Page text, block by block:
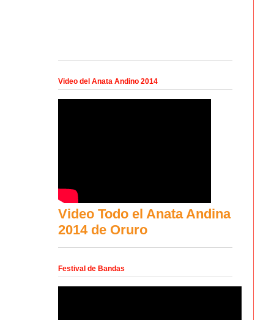
Video del Anata Andino 2014
Video Todo el Anata Andina
2014 de Oruro
Festival de Bandas